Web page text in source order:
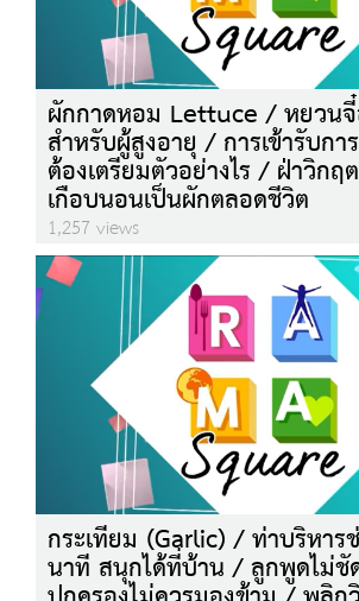
ผักกาดหอม Lettuce / หยวน
สำหรับผู้สูงอายุ / การเข้ารับกา
ต้องเตรียมตัวอย่างไร / ฝ่าวิก
เกือบนอนเป็นผักตลอดชีวิต
1,257 views
กระเทียม (Garlic) / ท่าบริหาร
นาที สนุกได้ที่บ้าน / ลูกพูดไม่